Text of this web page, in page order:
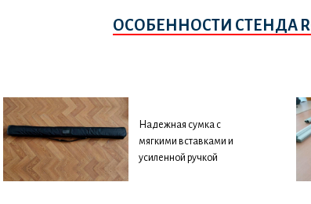
ОСОБЕННОСТИ СТЕНДА
Надежная сумка с
мягкими вставками и
усиленной ручкой